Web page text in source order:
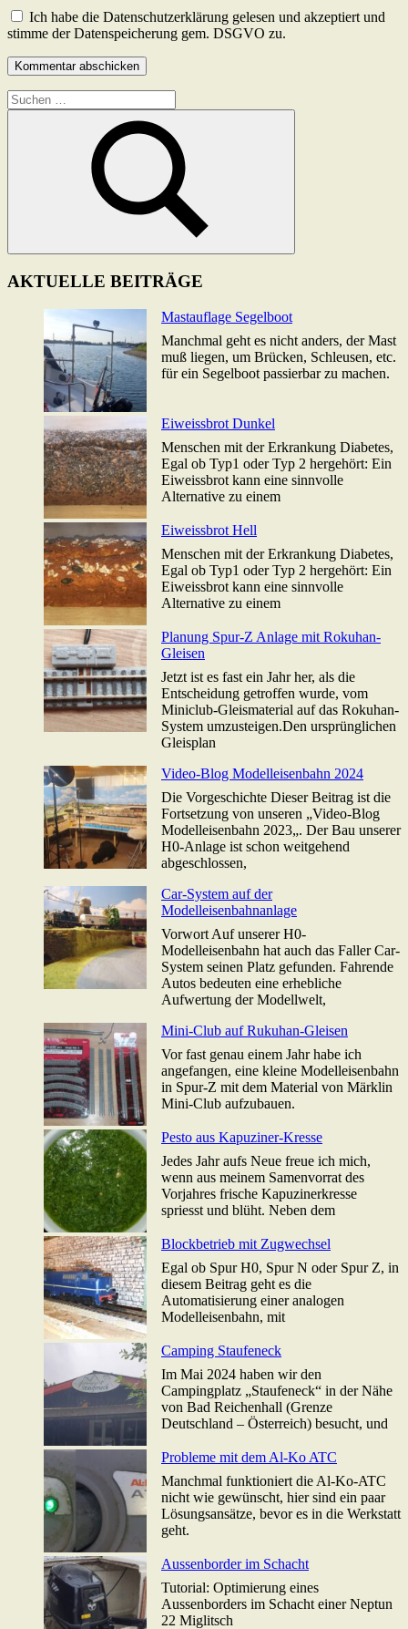
Ich habe die Datenschutzerklärung gelesen und akzeptiert und
stimme der Datenspeicherung gem. DSGVO zu.
Suchen
nach:
Suchen
AKTUELLE BEITRÄGE
Mastauflage Segelboot
Manchmal geht es nicht anders, der Mast
muß liegen, um Brücken, Schleusen, etc.
für ein Segelboot passierbar zu machen.
Eiweissbrot Dunkel
Menschen mit der Erkrankung Diabetes,
Egal ob Typ1 oder Typ 2 hergehört: Ein
Eiweissbrot kann eine sinnvolle
Alternative zu einem
Eiweissbrot Hell
Menschen mit der Erkrankung Diabetes,
Egal ob Typ1 oder Typ 2 hergehört: Ein
Eiweissbrot kann eine sinnvolle
Alternative zu einem
Planung Spur-Z Anlage mit Rokuhan-
Gleisen
Jetzt ist es fast ein Jahr her, als die
Entscheidung getroffen wurde, vom
Miniclub-Gleismaterial auf das Rokuhan-
System umzusteigen.Den ursprünglichen
Gleisplan
Video-Blog Modelleisenbahn 2024
Die Vorgeschichte Dieser Beitrag ist die
Fortsetzung von unseren „Video-Blog
Modelleisenbahn 2023„. Der Bau unserer
H0-Anlage ist schon weitgehend
abgeschlossen,
Car-System auf der
Modelleisenbahnanlage
Vorwort Auf unserer H0-
Modelleisenbahn hat auch das Faller Car-
System seinen Platz gefunden. Fahrende
Autos bedeuten eine erhebliche
Aufwertung der Modellwelt,
Mini-Club auf Rukuhan-Gleisen
Vor fast genau einem Jahr habe ich
angefangen, eine kleine Modelleisenbahn
in Spur-Z mit dem Material von Märklin
Mini-Club aufzubauen.
Pesto aus Kapuziner-Kresse
Jedes Jahr aufs Neue freue ich mich,
wenn aus meinem Samenvorrat des
Vorjahres frische Kapuzinerkresse
spriesst und blüht. Neben dem
Blockbetrieb mit Zugwechsel
Egal ob Spur H0, Spur N oder Spur Z, in
diesem Beitrag geht es die
Automatisierung einer analogen
Modelleisenbahn, mit
Camping Staufeneck
Im Mai 2024 haben wir den
Campingplatz „Staufeneck“ in der Nähe
von Bad Reichenhall (Grenze
Deutschland – Österreich) besucht, und
Probleme mit dem Al-Ko ATC
Manchmal funktioniert die Al-Ko-ATC
nicht wie gewünscht, hier sind ein paar
Lösungsansätze, bevor es in die Werkstatt
geht.
Aussenborder im Schacht
Tutorial: Optimierung eines
Aussenborders im Schacht einer Neptun
22 Miglitsch